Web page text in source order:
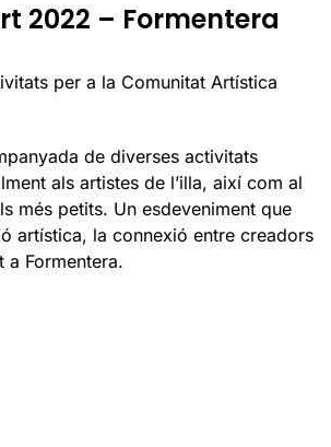
2022 – Formentera
per a la Comunitat Artística
de diverses activitats
als artistes de l’illa, així com al
més petits. Un esdeveniment que
artística, la connexió entre creadors
a Formentera.